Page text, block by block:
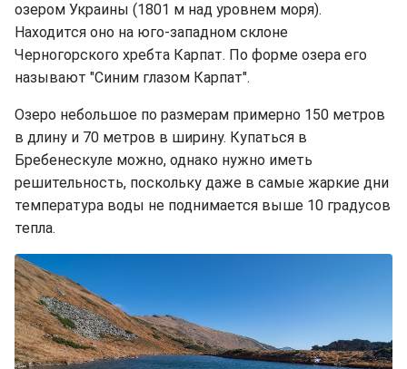
озером Украины (1801 м над уровнем моря).
Находится оно на юго-западном склоне
Черногорского хребта Карпат. По форме озера его
называют "Синим глазом Карпат".
Озеро небольшое по размерам примерно 150 метров
в длину и 70 метров в ширину. Купаться в
Бребенескуле можно, однако нужно иметь
решительность, поскольку даже в самые жаркие дни
температура воды не поднимается выше 10 градусов
тепла.